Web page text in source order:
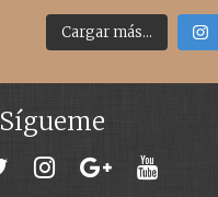
Cargar más...
Sígueme